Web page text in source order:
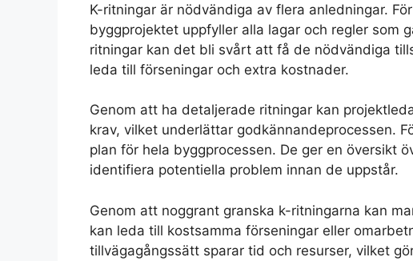
K-ritningar är nödvändiga av flera anledningar.
byggprojektet uppfyller alla lagar och regler som
ritningar kan det bli svårt att få de nödvändiga
leda till förseningar och extra kostnader.
Genom att ha detaljerade ritningar kan
krav, vilket underlättar godkännandeprocessen.
plan för hela byggprocessen. De ger en översikt
identifiera potentiella problem innan de uppstår.
Genom att noggrant granska k-ritningarna kan
kan leda till kostsamma förseningar eller
tillvägagångssätt sparar tid och resurser, vilket